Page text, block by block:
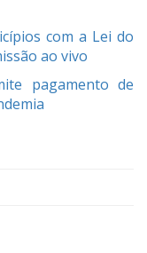
com a Lei do
ao vivo
pagamento de